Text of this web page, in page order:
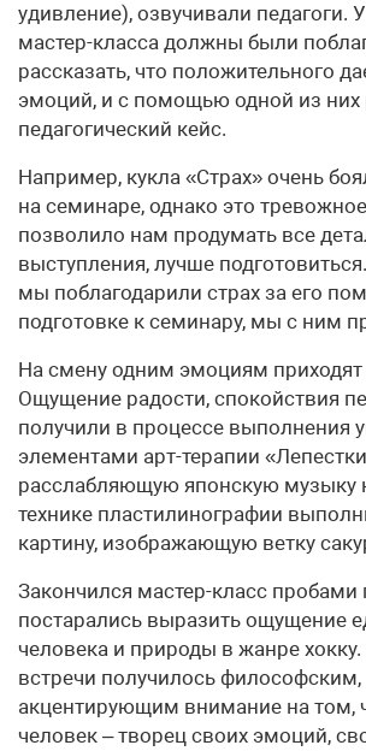
удивление), озвучивали педагоги.
мастер-класса должны были
рассказать, что положительного
эмоций, и с помощью одной из них
педагогический кейс.
Например, кукла «Страх» очень
на семинаре, однако это
позволило нам продумать все
выступления, лучше
мы поблагодарили страх за его
подготовке к семинару, мы с ним
На смену одним эмоциям приходят
Ощущение радости, спокойствия
получили в процессе выполнения
элементами арт-терапии
расслабляющую японскую музыку
технике пластилинографии
картину, изображающую ветку
Закончился мастер-класс пробами
постарались выразить ощущение
человека и природы в жанре
встречи получилось
акцентирующим внимание на том,
человек – творец своих эмоций,